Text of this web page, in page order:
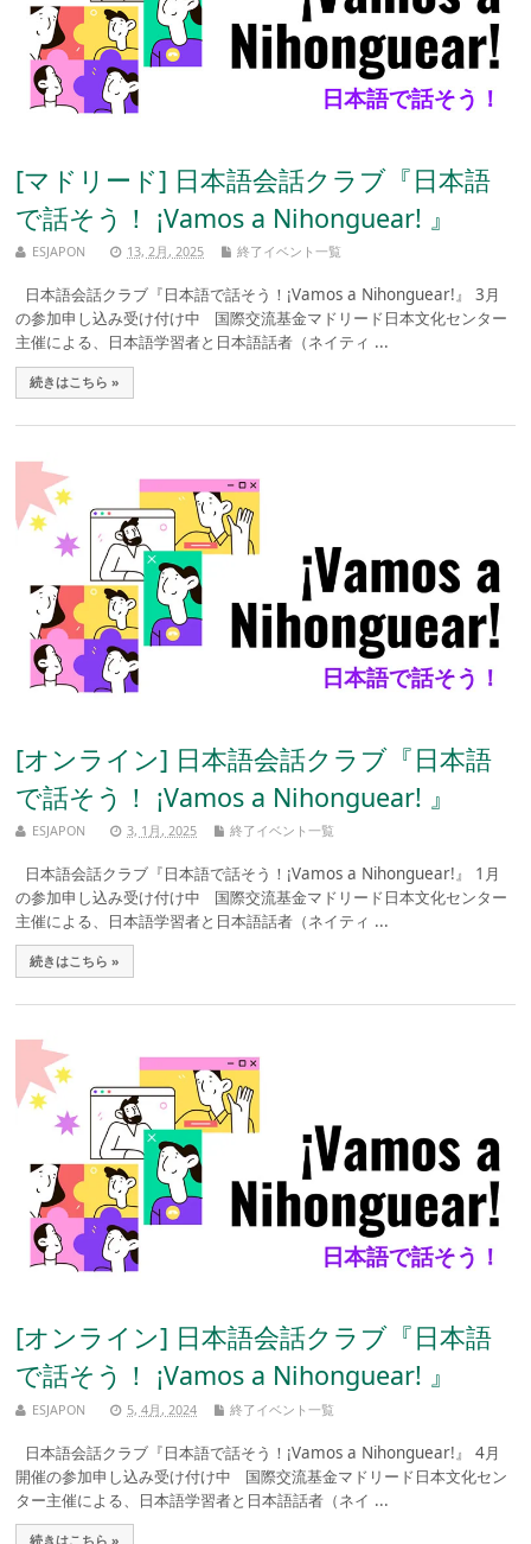
[マドリード] 日本語会話クラブ『日本語
で話そう！ ¡Vamos a Nihonguear! 』
ESJAPON 13, 2月, 2025 終了イベント一覧
日本語会話クラブ『日本語で話そう！¡Vamos a Nihonguear!』 3月
の参加申し込み受け付け中 国際交流基金マドリード日本文化センター
主催による、日本語学習者と日本語話者（ネイティ ...
続きはこちら »
[オンライン] 日本語会話クラブ『日本語
で話そう！ ¡Vamos a Nihonguear! 』
ESJAPON 3, 1月, 2025 終了イベント一覧
日本語会話クラブ『日本語で話そう！¡Vamos a Nihonguear!』 1月
の参加申し込み受け付け中 国際交流基金マドリード日本文化センター
主催による、日本語学習者と日本語話者（ネイティ ...
続きはこちら »
[オンライン] 日本語会話クラブ『日本語
で話そう！ ¡Vamos a Nihonguear! 』
ESJAPON 5, 4月, 2024 終了イベント一覧
日本語会話クラブ『日本語で話そう！¡Vamos a Nihonguear!』 4月
開催の参加申し込み受け付け中 国際交流基金マドリード日本文化セン
ター主催による、日本語学習者と日本語話者（ネイ ...
続きはこちら »